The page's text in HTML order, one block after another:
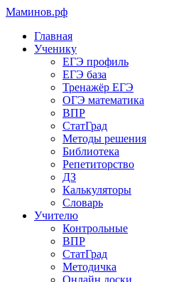
Маминов.рф
Главная
Ученику
ЕГЭ профиль
ЕГЭ база
Тренажёр ЕГЭ
ОГЭ математика
ВПР
СтатГрад
Методы решения
Библиотека
Репетиторство
ДЗ
Калькуляторы
Словарь
Учителю
Контрольные
ВПР
СтатГрад
Методичка
Онлайн доски